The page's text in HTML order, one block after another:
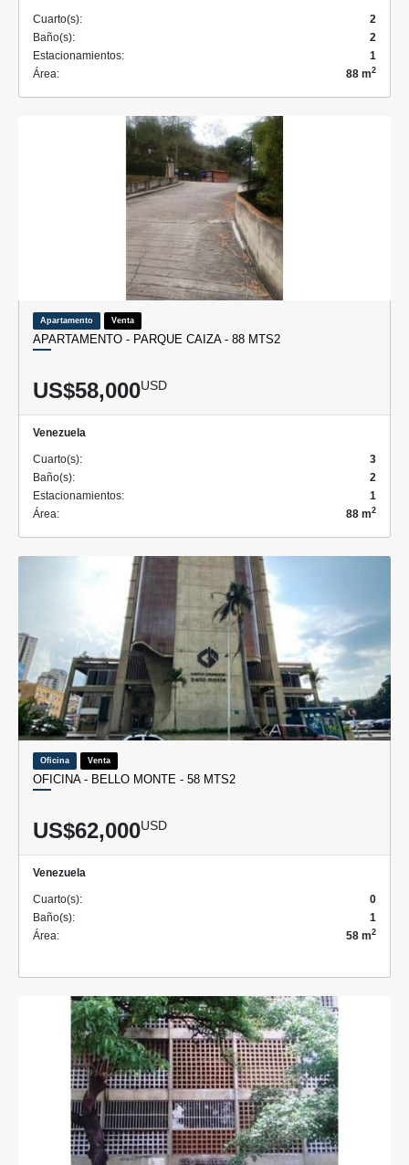
Cuarto(s):
2
Baño(s):
2
Estacionamientos:
1
Área:
88 m2
Apartamento Venta
APARTAMENTO - PARQUE CAIZA - 88 MTS2
US$58,000USD
Venezuela
Cuarto(s):
3
Baño(s):
2
Estacionamientos:
1
Área:
88 m2
Oficina Venta
OFICINA - BELLO MONTE - 58 MTS2
US$62,000USD
Venezuela
Cuarto(s):
0
Baño(s):
1
Área:
58 m2